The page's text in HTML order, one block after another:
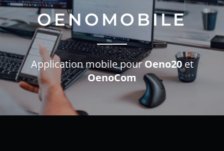
OENOMOBILE
Application mobile pourOeno20et
OenoCom